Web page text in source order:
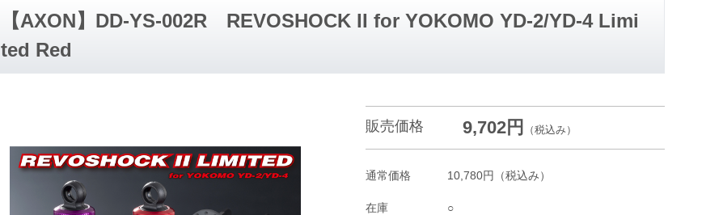
【AXON】DD-YS-002R REVOSHOCK II for YOKOMO YD-2/YD-4 Limi
ted Red
販売価格 9,702円 （税込み）
通常価格 10,780円 （税込み）
在庫 ○